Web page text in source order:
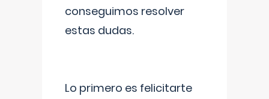
conseguimos resolver
estas dudas.
Lo primero es felicitarte